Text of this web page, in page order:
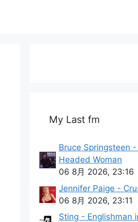
My Last fm
Bruce Springsteen -
Headed Woman
06 8月 2026, 23:16
Jennifer Paige -
06 8月 2026, 23:11
Sting - Englishman